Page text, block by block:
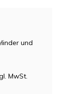
und
MwSt.